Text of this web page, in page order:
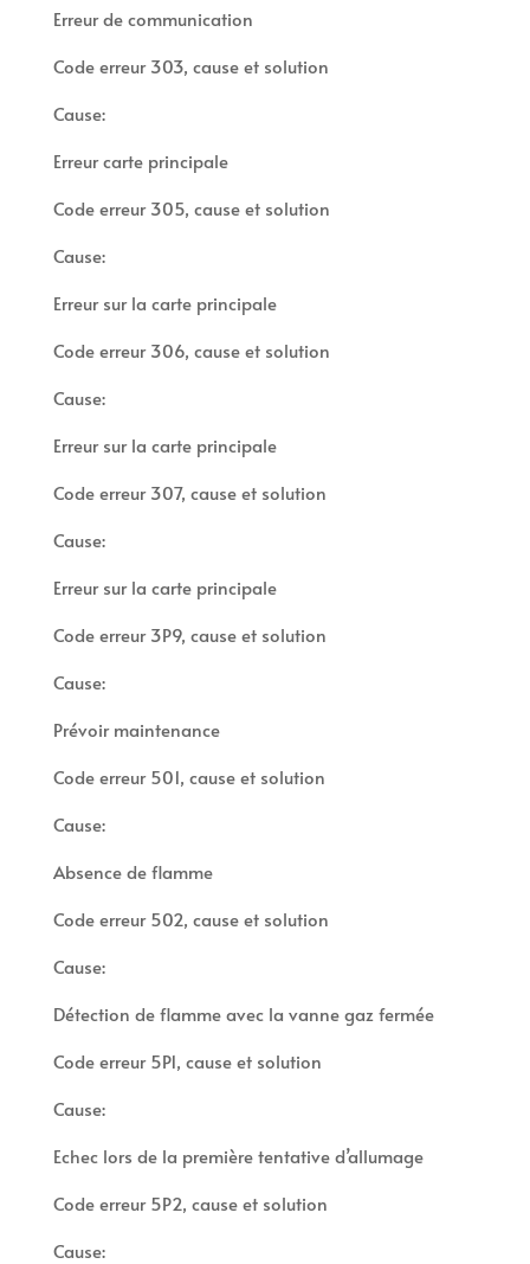
Erreur de communication
Code erreur 303, cause et solution
Cause:
Erreur carte principale
Code erreur 305, cause et solution
Cause:
Erreur sur la carte principale
Code erreur 306, cause et solution
Cause:
Erreur sur la carte principale
Code erreur 307, cause et solution
Cause:
Erreur sur la carte principale
Code erreur 3P9, cause et solution
Cause:
Prévoir maintenance
Code erreur 501, cause et solution
Cause:
Absence de flamme
Code erreur 502, cause et solution
Cause:
Détection de flamme avec la vanne gaz fermée
Code erreur 5P1, cause et solution
Cause:
Echec lors de la première tentative d’allumage
Code erreur 5P2, cause et solution
Cause: